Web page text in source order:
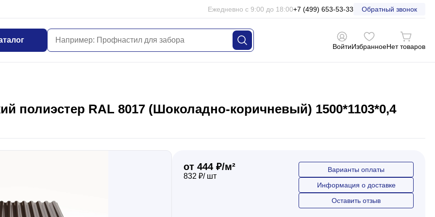
Ежедневно с 9:00 до 18:00+7 (499) 653-53-33 Обратный звонок
ВойтиИзбранноеНет товаров
полиэстер RAL 8017 (Шоколадно-коричневый) 1500*1103*0,4
от 444 ₽/м²
832 ₽/ шт
Варианты оплаты
Информация о доставке
Оставить отзыв